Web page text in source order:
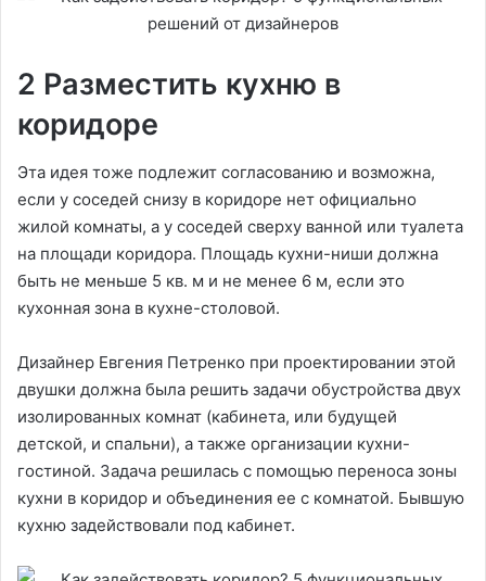
2 Разместить кухню в
коридоре
Эта идея тоже подлежит согласованию и возможна,
если у соседей снизу в коридоре нет официально
жилой комнаты, а у соседей сверху ванной или туалета
на площади коридора. Площадь кухни-ниши должна
быть не меньше 5 кв. м и не менее 6 м, если это
кухонная зона в кухне-столовой.
Дизайнер Евгения Петренко при проектировании этой
двушки должна была решить задачи обустройства двух
изолированных комнат (кабинета, или будущей
детской, и спальни), а также организации кухни-
гостиной. Задача решилась с помощью переноса зоны
кухни в коридор и объединения ее с комнатой. Бывшую
кухню задействовали под кабинет.